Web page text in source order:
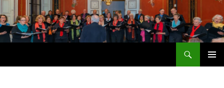
Inhalt
springen